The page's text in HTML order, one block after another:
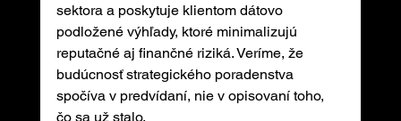
sektora a poskytuje klientom dátovo
podložené výhľady, ktoré minimalizujú
reputačné aj finančné riziká. Veríme, že
budúcnosť strategického poradenstva
spočíva v predvídaní, nie v opisovaní toho,
čo sa už stalo.